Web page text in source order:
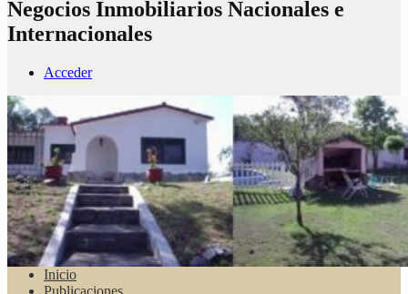
Negocios Inmobiliarios Nacionales e
Internacionales
Acceder
Inicio